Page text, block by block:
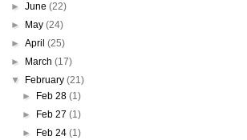
► June (22)
►
May (24)
► April (25)
►
March (17)
▼
February (21)
►
Feb 28(1)
►
Feb 27(1)
►
Feb 24(1)